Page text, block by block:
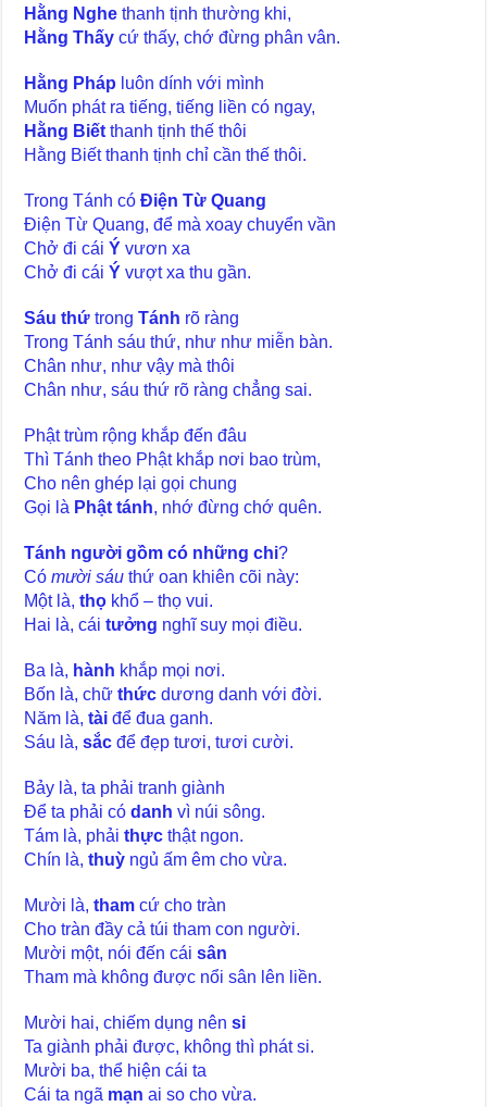
Hằng Nghe thanh tịnh thường khi,
Hằng Thấy cứ thấy, chớ đừng phân vân.
Hằng Pháp luôn dính với mình
Muốn phát ra tiếng, tiếng liền có ngay,
Hằng Biết thanh tịnh thế thôi
Hằng Biết thanh tịnh chỉ cần thế thôi.
Trong Tánh cóĐiện Từ Quang
Điện Từ Quang, để mà xoay chuyển vần
Chở đi cáiÝ vươn xa
Chở đi cáiÝ vượt xa thu gần.
Sáu thứ trongTánh rõ ràng
Trong Tánh sáu thứ, như như miễn bàn.
Chân như, như vậy mà thôi
Chân như, sáu thứ rõ ràng chẳng sai.
Phật trùm rộng khắp đến đâu
Thì Tánh theo Phật khắp nơi bao trùm,
Cho nên ghép lại gọi chung
Gọi là Phật tánh, nhớ đừng chớ quên.
Tánh người gồm có những chi?
Cómười sáu thứ oan khiên cõi này:
Một là,thọ khổ – thọ vui.
Hai là, cáitưởng nghĩ suy mọi điều.
Ba là, hành khắp mọi nơi.
Bốn là, chữthức dương danh với đời.
Năm là,tài để đua ganh.
Sáu là,sắc để đẹp tươi, tươi cười.
Bảy là, ta phải tranh giành
Để ta phải códanh vì núi sông.
Tám là, phảithực thật ngon.
Chín là,thuỳ ngủ ấm êm cho vừa.
Mười là,tham cứ cho tràn
Cho tràn đầy cả túi tham con người.
Mười một, nói đến cáisân
Tham mà không được nổi sân lên liền.
Mười hai, chiếm dụng nênsi
Ta giành phải được, không thì phát si.
Mười ba, thể hiện cái ta
Cái ta ngã mạn ai so cho vừa.